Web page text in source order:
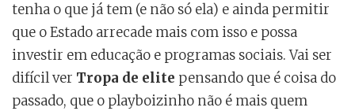
tenha o que já tem (e não só ela) e ainda permitir
que o Estado arrecade mais com isso e possa
investir em educação e programas sociais. Vai ser
difícil ver Tropa de elite pensando que é coisa do
passado, que o playboizinho não é mais quem